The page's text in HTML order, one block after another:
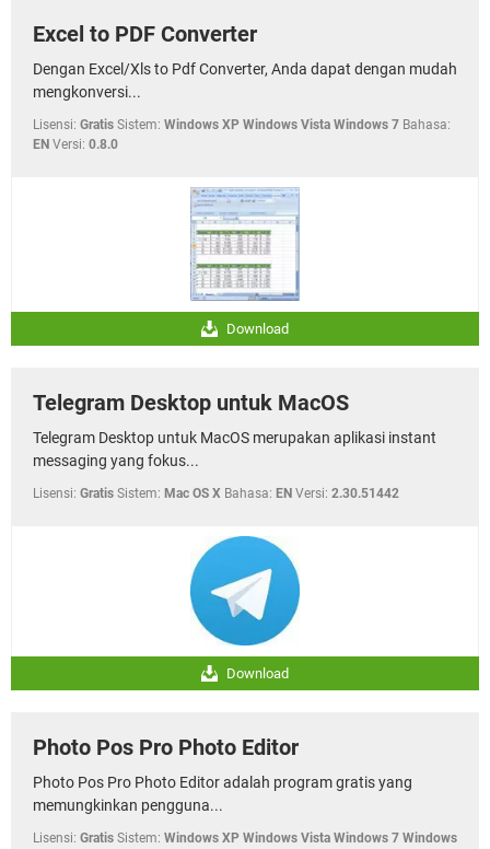
Excel to PDF Converter
Dengan Excel/Xls to Pdf Converter, Anda dapat dengan mudah
mengkonversi...
Lisensi: Gratis Sistem: Windows XP Windows Vista Windows 7 Bahasa:
EN Versi: 0.8.0
Download
Telegram Desktop untuk MacOS
Telegram Desktop untuk MacOS merupakan aplikasi instant
messaging yang fokus...
Lisensi: Gratis Sistem: Mac OS X Bahasa: EN Versi: 2.30.51442
Download
Photo Pos Pro Photo Editor
Photo Pos Pro Photo Editor adalah program gratis yang
memungkinkan pengguna...
Lisensi: Gratis Sistem: Windows XP Windows Vista Windows 7 Windows